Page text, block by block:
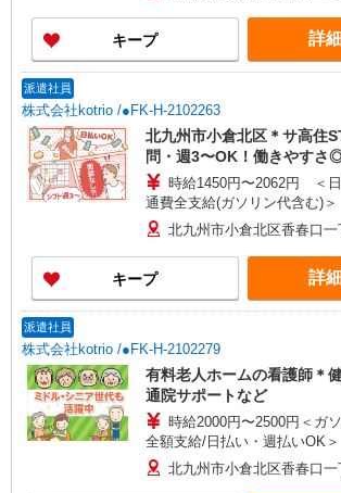
キープ 詳
派遣社員
株式会社kotrio /●FK-H-2102263
北九州市小倉北区＊サ高住
問・週3〜OK！働きやすさ
時給1450円〜2062円 ＜
通費全支給(ガソリン代含む)＞
北九州市小倉北区香春口一
キープ 詳
派遣社員
株式会社kotrio /●FK-H-2102279
有料老人ホームの看護師＊
通院サポートなど
時給2000円〜2500円＜ガ
全額支給/日払い・週払いOK＞
北九州市小倉北区香春口一